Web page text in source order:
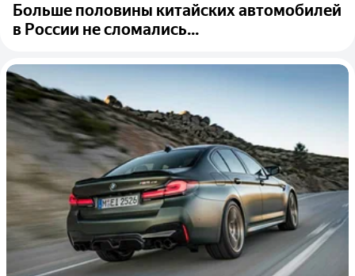
Больше половины китайских автомобилей
в России не сломались...